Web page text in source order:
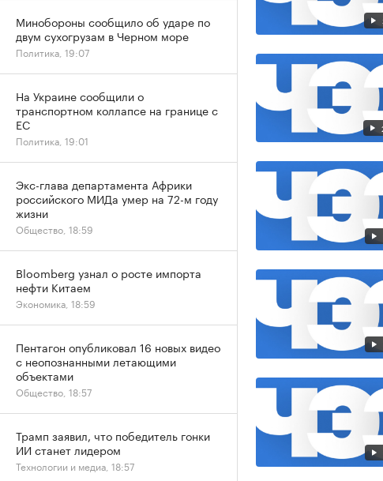
Минобороны сообщило об ударе по
двум сухогрузам в Черном море
Политика, 19:07
На Украине сообщили о
транспортном коллапсе на границе с
ЕС
Политика, 19:01
Экс-глава департамента Африки
российского МИДа умер на 72-м году
жизни
Общество, 18:59
Bloomberg узнал о росте импорта
нефти Китаем
Экономика, 18:59
Пентагон опубликовал 16 новых видео
с неопознанными летающими
объектами
Общество, 18:57
Трамп заявил, что победитель гонки
ИИ станет лидером
Технологии и медиа, 18:57